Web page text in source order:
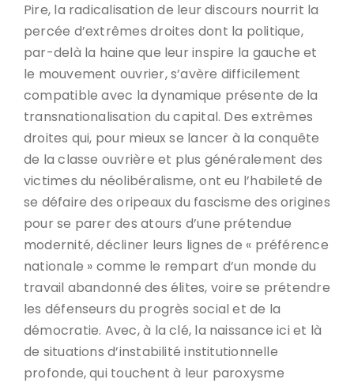
Pire, la radicalisation de leur discours nourrit la
percée d’extrêmes droites dont la politique,
par-delà la haine que leur inspire la gauche et
le mouvement ouvrier, s’avère difficilement
compatible avec la dynamique présente de la
transnationalisation du capital. Des extrêmes
droites qui, pour mieux se lancer à la conquête
de la classe ouvrière et plus généralement des
victimes du néolibéralisme, ont eu l’habileté de
se défaire des oripeaux du fascisme des origines
pour se parer des atours d’une prétendue
modernité, décliner leurs lignes de « préférence
nationale » comme le rempart d’un monde du
travail abandonné des élites, voire se prétendre
les défenseurs du progrès social et de la
démocratie. Avec, à la clé, la naissance ici et là
de situations d’instabilité institutionnelle
profonde, qui touchent à leur paroxysme